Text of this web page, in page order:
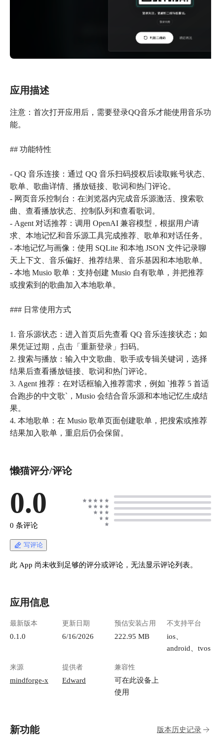
应用描述
注意：首次打开应用后，需要登录QQ音乐才能使用音乐功
能。
## 功能特性
- QQ 音乐连接：通过 QQ 音乐扫码授权后读取账号状态、
歌单、歌曲详情、播放链接、歌词和热门评论。
- 网页音乐控制台：在浏览器内完成音乐源激活、搜索歌
曲、查看播放状态、控制队列和查看歌词。
- Agent 对话推荐：调用 OpenAI 兼容模型，根据用户请
求、本地记忆和音乐源工具完成推荐、歌单和对话任务。
- 本地记忆与画像：使用 SQLite 和本地 JSON 文件记录聊
天上下文、音乐偏好、推荐结果、音乐基因和本地歌单。
- 本地 Musio 歌单：支持创建 Musio 自有歌单，并把推荐
或搜索到的歌曲加入本地歌单。
### 日常使用方式
1. 音乐源状态：进入首页后先查看 QQ 音乐连接状态；如
果凭证过期，点击「重新登录」扫码。
2. 搜索与播放：输入中文歌曲、歌手或专辑关键词，选择
结果后查看播放链接、歌词和热门评论。
3. Agent 推荐：在对话框输入推荐需求，例如 `推荐 5 首适
合跑步的中文歌`，Musio 会结合音乐源和本地记忆生成结
果。
4. 本地歌单：在 Musio 歌单页面创建歌单，把搜索或推荐
结果加入歌单，重启后仍会保留。
懒猫评分/评论
0.0
0 条评论
写评论
此 App 尚未收到足够的评分或评论，无法显示评论列表。
应用信息
最新版本
0.1.0
更新日期
6/16/2026
预估安装占用
222.95 MB
不支持平台
ios、
android、tvos
来源
mindforge-x
提供者
Edward
兼容性
可在此设备上
使用
新功能 版本历史记录